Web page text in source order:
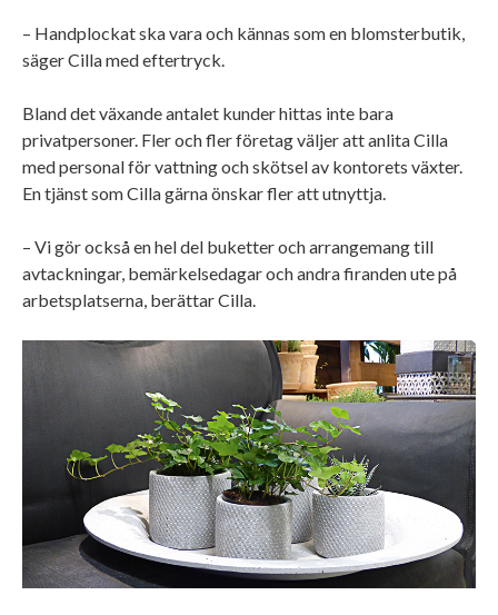
– Handplockat ska vara och kännas som en blomsterbutik,
säger Cilla med eftertryck.
Bland det växande antalet kunder hittas inte bara
privatpersoner. Fler och fler företag väljer att anlita Cilla
med personal för vattning och skötsel av kontorets växter.
En tjänst som Cilla gärna önskar fler att utnyttja.
– Vi gör också en hel del buketter och arrangemang till
avtackningar, bemärkelsedagar och andra firanden ute på
arbetsplatserna, berättar Cilla.